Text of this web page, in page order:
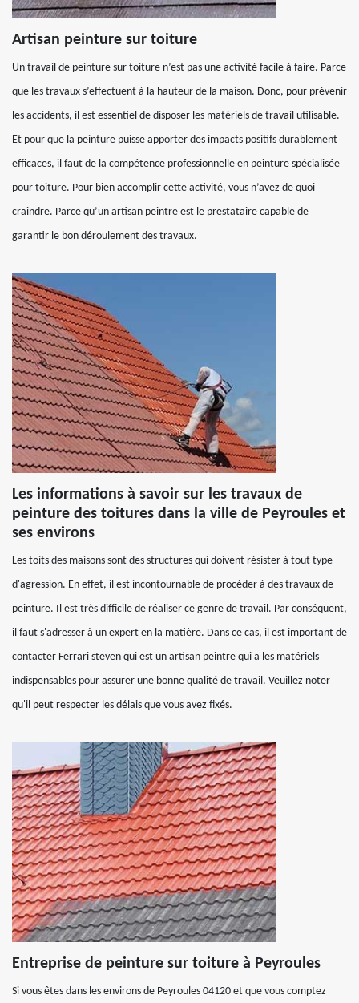
Artisan peinture sur toiture
Un travail de peinture sur toiture n’est pas une activité facile à faire. Parce
que les travaux s’effectuent à la hauteur de la maison. Donc, pour prévenir
les accidents, il est essentiel de disposer les matériels de travail utilisable.
Et pour que la peinture puisse apporter des impacts positifs durablement
efficaces, il faut de la compétence professionnelle en peinture spécialisée
pour toiture. Pour bien accomplir cette activité, vous n’avez de quoi
craindre. Parce qu’un artisan peintre est le prestataire capable de
garantir le bon déroulement des travaux.
Les informations à savoir sur les travaux de
peinture des toitures dans la ville de Peyroules et
ses environs
Les toits des maisons sont des structures qui doivent résister à tout type
d'agression. En effet, il est incontournable de procéder à des travaux de
peinture. Il est très difficile de réaliser ce genre de travail. Par conséquent,
il faut s'adresser à un expert en la matière. Dans ce cas, il est important de
contacter Ferrari steven qui est un artisan peintre qui a les matériels
indispensables pour assurer une bonne qualité de travail. Veuillez noter
qu'il peut respecter les délais que vous avez fixés.
Entreprise de peinture sur toiture à Peyroules
Si vous êtes dans les environs de Peyroules 04120 et que vous comptez